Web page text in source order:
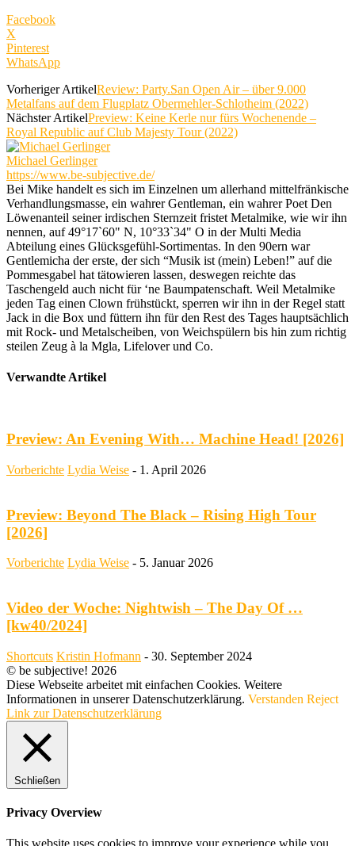
Facebook
X
Pinterest
WhatsApp
Vorheriger ArtikelReview: Party.San Open Air – über 9.000
Metalfans auf dem Flugplatz Obermehler-Schlotheim (2022)
Nächster ArtikelPreview: Keine Kerle nur fürs Wochenende –
Royal Republic auf Club Majesty Tour (2022)
Michael Gerlinger
https://www.be-subjective.de/
Bei Mike handelt es sich im Einzelnen um allerhand mittelfränkische
Verhandlungsmasse, ein wahrer Gentleman, ein wahrer Poet Den
Löwenanteil seiner irdischen Sternzeit fristet Metalmike, wie wir ihn
nennen, auf 49°17`60" N, 10°33`34" O in der Multi Media
Abteilung eines Glücksgefühl-Sortimentas. In den 90ern war
Gentlemicha der erste, der sich “Musik ist (mein) Leben!” auf die
Pommesgabel hat tätowieren lassen, deswegen reichte das
Taschengeld auch nicht für ‘ne Baumpatenschaft. Weil Metalmike
jeden Tag einen Clown frühstückt, sperren wir ihn in der Regel statt
Jack in die Box und füttern ihn für den Rest des Tages hauptsächlich
mit Rock- und Metalscheiben, von Weichspülern bis hin zum richtig
steilen Zeug à la Mgla, Lifelover und Co.
Verwandte Artikel
Preview: An Evening With… Machine Head! [2026]
Vorberichte Lydia Weise - 1. April 2026
Preview: Beyond The Black – Rising High Tour
[2026]
Vorberichte Lydia Weise - 5. Januar 2026
Video der Woche: Nightwish – The Day Of …
[kw40/2024]
Shortcuts Kristin Hofmann - 30. September 2024
© be subjective! 2026
Diese Webseite arbeitet mit einfachen Cookies. Weitere
Informationen in unserer Datenschutzerklärung. Verstanden Reject
Link zur Datenschutzerklärung
Schließen
Privacy Overview